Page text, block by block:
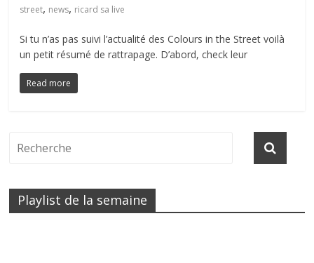
street, news, ricard sa live
Si tu n’as pas suivi l’actualité des Colours in the Street voilà
un petit résumé de rattrapage. D’abord, check leur
Read more
Playlist de la semaine